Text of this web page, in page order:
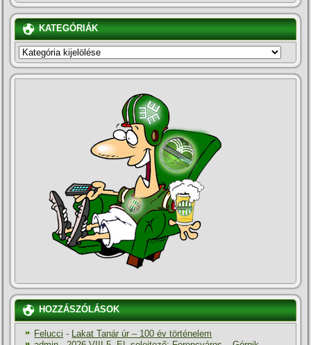
KATEGÓRIÁK
KATEGÓRIÁK
HOZZÁSZÓLÁSOK
Felucci -
Lakat Tanár úr – 100 év történelem